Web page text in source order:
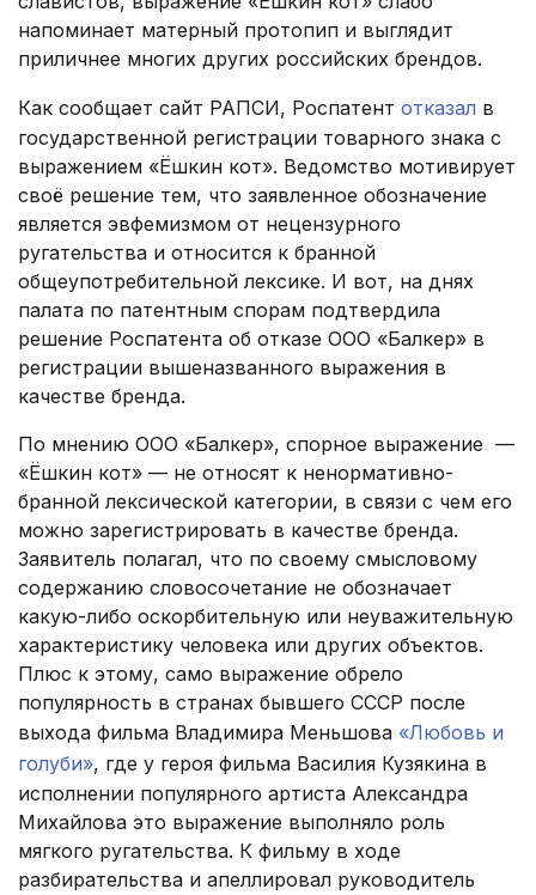
напоминает матерный протопип и выглядит
приличнее многих других российских брендов.
Как сообщает сайт РАПСИ, Роспатент отказал в
государственной регистрации товарного знака с
выражением «Ёшкин кот». Ведомство мотивирует
своё решение тем, что заявленное обозначение
является эвфемизмом от нецензурного
ругательства и относится к бранной
общеупотребительной лексике. И вот, на днях
палата по патентным спорам подтвердила
решение Роспатента об отказе ООО «Балкер» в
регистрации вышеназванного выражения в
качестве бренда.
По мнению ООО «Балкер», спорное выражение —
«Ёшкин кот» — не относят к ненормативно-
бранной лексической категории, в связи с чем его
можно зарегистрировать в качестве бренда.
Заявитель полагал, что по своему смысловому
содержанию словосочетание не обозначает
какую-либо оскорбительную или неуважительную
характеристику человека или других объектов.
Плюс к этому, само выражение обрело
популярность в странах бывшего СССР после
выхода фильма Владимира Меньшова «Любовь и
голуби», где у героя фильма Василия Кузякина в
исполнении популярного артиста Александра
Михайлова это выражение выполняло роль
мягкого ругательства. К фильму в ходе
разбирательства и апеллировал руководитель